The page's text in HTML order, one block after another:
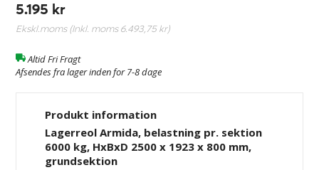
5.195 kr
Ekskl.moms (Inkl. moms6.493,75 kr)
Altid Fri Fragt
Afsendes fra lager inden for 7-8 dage
Produkt information
Lagerreol Armida, belastning pr. sektion
6000 kg, HxBxD 2500 x 1923 x 800 mm,
grundsektion